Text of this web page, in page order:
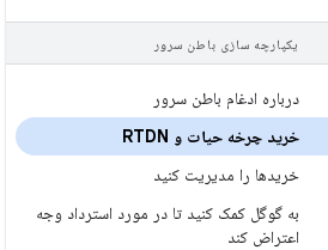
یکپارچه سازی باطن سرور
درباره ادغام باطن سرور
خرید چرخه حیات و RTDN
خریدها را مدیریت کنید
به گوگل کمک کنید تا در مورد استرداد وجه
اعتراض کند